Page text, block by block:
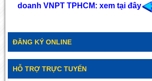
doanh VNPT TPHCM: xem tại đây
ĐĂNG KÝ ONLINE
HỖ TRỢ TRỰC TUYẾN